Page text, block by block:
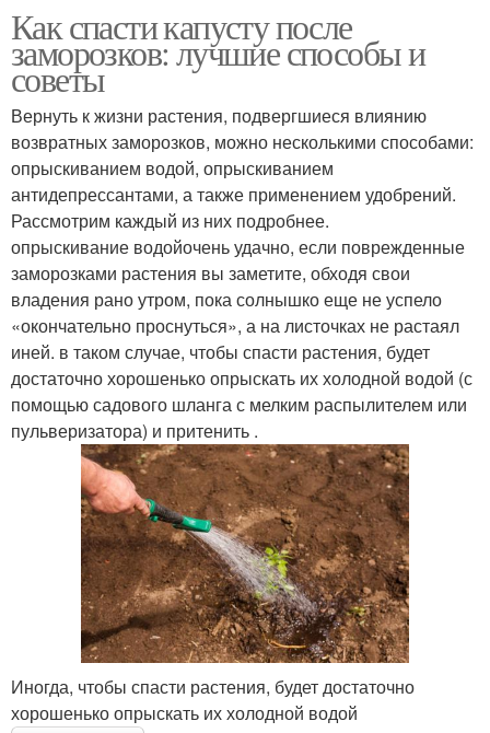
Как спасти капусту после
заморозков: лучшие способы и
советы
Вернуть к жизни растения, подвергшиеся влиянию
возвратных заморозков, можно несколькими способами:
опрыскиванием водой, опрыскиванием
антидепрессантами, а также применением удобрений.
Рассмотрим каждый из них подробнее.
опрыскивание водойочень удачно, если поврежденные
заморозками растения вы заметите, обходя свои
владения рано утром, пока солнышко еще не успело
«окончательно проснуться», а на листочках не растаял
иней. в таком случае, чтобы спасти растения, будет
достаточно хорошенько опрыскать их холодной водой (с
помощью садового шланга с мелким распылителем или
пульверизатора) и притенить .
Иногда, чтобы спасти растения, будет достаточно
хорошенько опрыскать их холодной водой